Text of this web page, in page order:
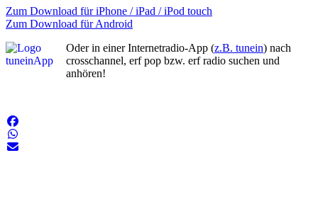
Zum Download für iPhone / iPad / iPod touch
Zum Download für Android
Oder in einer Internetradio-App (z.B. tunein) nach
crosschannel, erf pop bzw. erf radio suchen und
anhören!